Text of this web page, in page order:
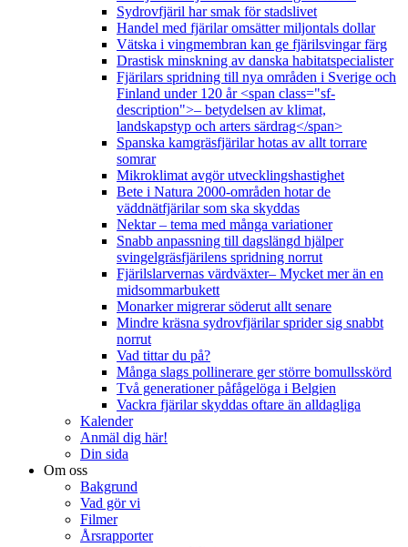
Sydrovfjäril har smak för stadslivet
Handel med fjärilar omsätter miljontals dollar
Vätska i vingmembran kan ge fjärilsvingar färg
Drastisk minskning av danska habitatspecialister
Fjärilars spridning till nya områden i Sverige och
Finland under 120 år <span class="sf-
description">– betydelsen av klimat,
landskapstyp och arters särdrag</span>
Spanska kamgräsfjärilar hotas av allt torrare
somrar
Mikroklimat avgör utvecklingshastighet
Bete i Natura 2000-områden hotar de
väddnätfjärilar som ska skyddas
Nektar – tema med många variationer
Snabb anpassning till dagslängd hjälper
svingelgräsfjärilens spridning norrut
Fjärilslarvernas värdväxter– Mycket mer än en
midsommarbukett
Monarker migrerar söderut allt senare
Mindre kräsna sydrovfjärilar sprider sig snabbt
norrut
Vad tittar du på?
Många slags pollinerare ger större bomullsskörd
Två generationer påfågelöga i Belgien
Vackra fjärilar skyddas oftare än alldagliga
Kalender
Anmäl dig här!
Din sida
Om oss
Bakgrund
Vad gör vi
Filmer
Årsrapporter